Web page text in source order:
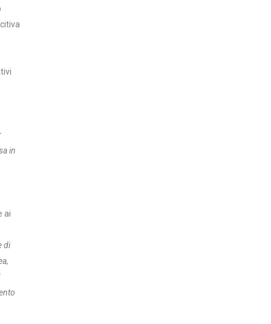
in
ai
di